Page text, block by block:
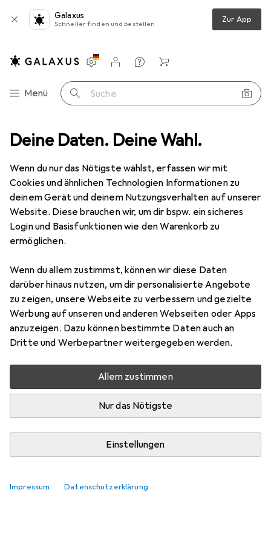
Deine Daten. Deine Wahl.
Wenn du nur das Nötigste wählst, erfassen wir mit
Cookies und ähnlichen Technologien Informationen zu
deinem Gerät und deinem Nutzungsverhalten auf unserer
Website. Diese brauchen wir, um dir bspw. ein sicheres
Login und Basisfunktionen wie den Warenkorb zu
ermöglichen.
Wenn du allem zustimmst, können wir diese Daten
darüber hinaus nutzen, um dir personalisierte Angebote
zu zeigen, unsere Webseite zu verbessern und gezielte
Werbung auf unseren und anderen Webseiten oder Apps
anzuzeigen. Dazu können bestimmte Daten auch an
Dritte und Werbepartner weitergegeben werden.
Allem zustimmen
Nur das Nötigste
Einstellungen
Impressum Datenschutzerklärung
Galaxus
Schneller finden und bestellen Zur App
Navigation nach Kategorien
Menü Suche
Einstellungen
Kundenkonto
Vergleichslisten
Merklisten
Warenkorb
Seifenspender + Seifenschale
MSVMargaux
EUR
18,29
Bewertungen
Zwischen Di, 18.8. und Di, 25.8. geliefert
Benachrichtigen, wenn schneller verfügbar
Lieferort angeben für genaue Lieferzeit
In den Warenkorb